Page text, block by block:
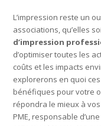
L’impression reste un
associations, qu’elles
d’impression
d’optimiser toutes les
coûts et les impacts
explorerons en quoi
bénéfiques pour votre
répondra le mieux à
PME, responsable